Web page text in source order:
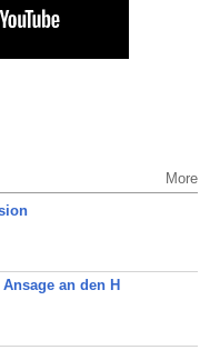
More
an den H